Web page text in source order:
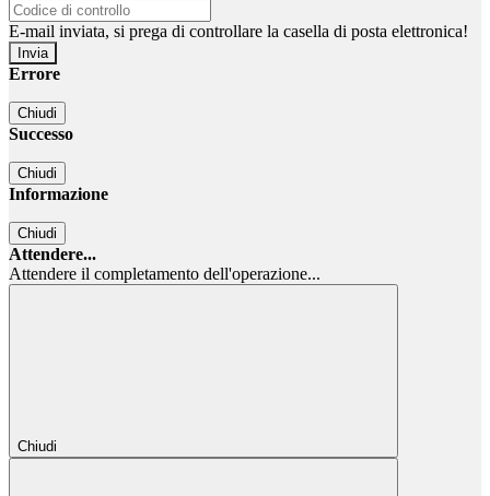
E-mail inviata, si prega di controllare la casella di posta elettronica!
Errore
Chiudi
Successo
Chiudi
Informazione
Chiudi
Attendere...
Attendere il completamento dell'operazione...
Chiudi